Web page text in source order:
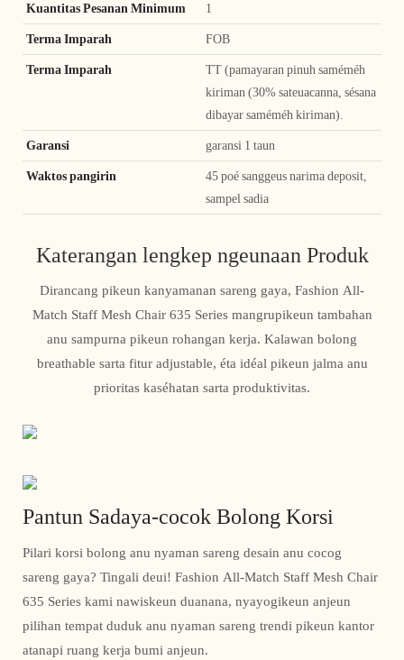
Kuantitas Pesanan Minimum 1
Terma Imparah FOB
Terma Imparah
TT (pamayaran pinuh saméméh
kiriman (30% sateuacanna, sésana
dibayar saméméh kiriman).
Garansi garansi 1 taun
Waktos pangirin
45 poé sanggeus narima deposit,
sampel sadia
Katerangan lengkep ngeunaan Produk
Dirancang pikeun kanyamanan sareng gaya, Fashion All-
Match Staff Mesh Chair 635 Series mangrupikeun tambahan
anu sampurna pikeun rohangan kerja. Kalawan bolong
breathable sarta fitur adjustable, éta idéal pikeun jalma anu
prioritas kaséhatan sarta produktivitas.
Pantun Sadaya-cocok Bolong Korsi
Pilari korsi bolong anu nyaman sareng desain anu cocog
sareng gaya? Tingali deui! Fashion All-Match Staff Mesh Chair
635 Series kami nawiskeun duanana, nyayogikeun anjeun
pilihan tempat duduk anu nyaman sareng trendi pikeun kantor
atanapi ruang kerja bumi anjeun.